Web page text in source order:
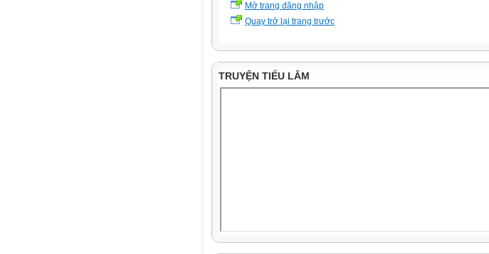
Mở trang đăng nhập
Quay trở lại trang trước
TRUYỆN TIẾU LÂM